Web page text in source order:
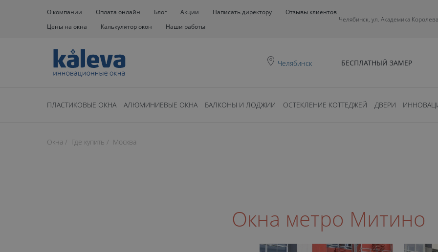
О компании Оплата онлайн Блог Акции Написать директору
Отзывы клиентов
Цены на окна
Калькулятор окон Наши работы
Челябинск, ул. Академика
Челябинск БЕСПЛАТНЫЙ ЗАМЕР
ПЛАСТИКОВЫЕ ОКНА АЛЮМИНИЕВЫЕ ОКНА БАЛКОНЫ И ЛОДЖИИ ОСТЕКЛЕНИЕ КОТТЕДЖЕЙ ДВЕРИ
Окна Где купить Москва
Окна метро Митино